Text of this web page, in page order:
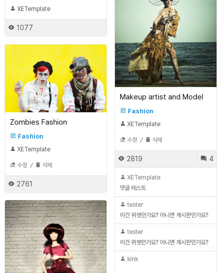
XETemplate
1077
Makeup artist and Model
Fashion
XETemplate
수정 / 삭제
4
2819
XETemplate
댓글 테스트
tester
이건 위젯인가요? 아니면 게시판인가요?
tester
이건 위젯인가요? 아니면 게시판인가요?
klnk
Zombies Fashion
Fashion
XETemplate
수정 / 삭제
2761